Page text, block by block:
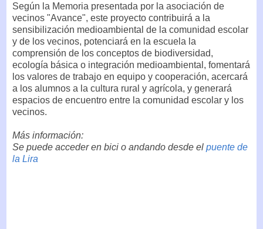
Según la Memoria presentada por la asociación de
vecinos "Avance", este proyecto contribuirá a la
sensibilización medioambiental de la comunidad escolar
y de los vecinos, potenciará en la escuela la
comprensión de los conceptos de biodiversidad,
ecología básica o integración medioambiental, fomentará
los valores de trabajo en equipo y cooperación, acercará
a los alumnos a la cultura rural y agrícola, y generará
espacios de encuentro entre la comunidad escolar y los
vecinos.
Más información:
Se puede acceder en bici o andando desde el puente de
la Lira